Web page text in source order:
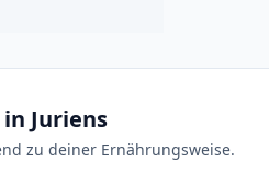
Juriens
zu deiner Ernährungsweise.